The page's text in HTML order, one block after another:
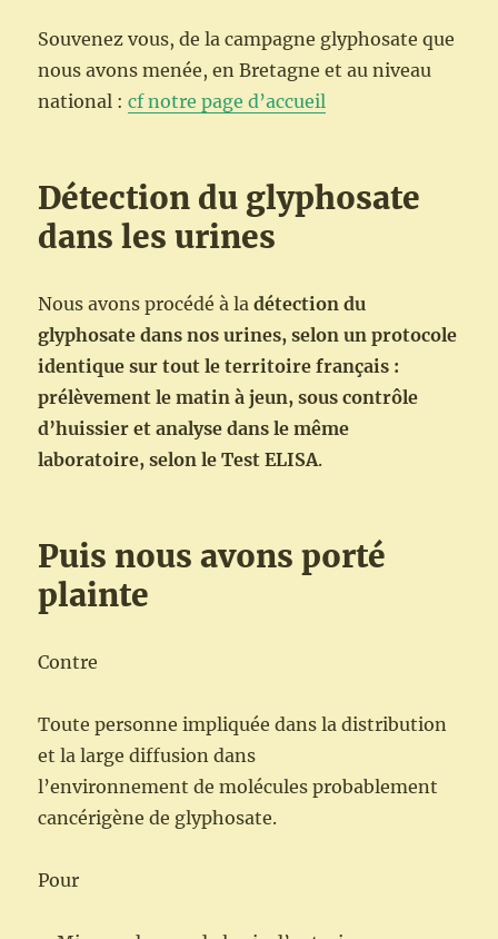
et
septembre
Souvenez vous, de la campagne glyphosate que
nous avons menée, en Bretagne et au niveau
national :cf notre page d’accueil
Détection du glyphosate
dans les urines
Nous avons procédé à ladétection du
glyphosate dans nos urines, selon un protocole
identique sur tout le territoire français :
prélèvement le matin à jeun, sous contrôle
d’huissier et analyse dans le même
laboratoire, selon le Test ELISA.
Puis nous avons porté
plainte
Contre
Toute personne impliquée dans la distribution
et la large diffusion dans
l’environnement de molécules probablement
cancérigène de glyphosate.
Pour